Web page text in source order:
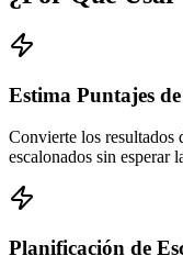
Estima Puntajes
Convierte los resultados
escalonados sin esperar
Planificación de